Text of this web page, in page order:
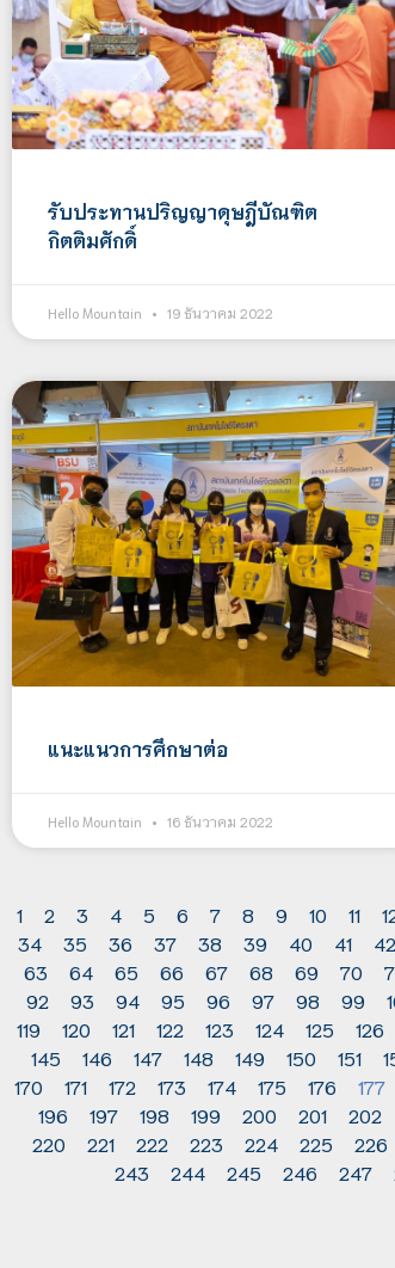
รับประทานปริญญาดุษฎีบัณฑิต
กิตติมศักดิ์
Hello Mountain 19 ธันวาคม 2022
แนะแนวการศึกษาต่อ
Hello Mountain 16 ธันวาคม 2022
1 2 3 4 5 6 7 8 9 10 11
34
35 36 37 38 39 40 41 42
63
64 65 66 67 68 69 70
92
93 94 95 96 97 98 99
119
120 121 122 123 124 125 126
145
146 147 148 149 150 151
170
171 172 173 174 175 176 177
196
197 198 199 200 201 202
220
221 222 223 224 225 226
243
244 245 246 247